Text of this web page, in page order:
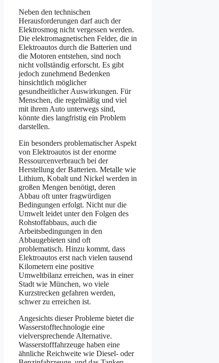
Neben den technischen
Herausforderungen darf auch der
Elektrosmog nicht vergessen werden.
Die elektromagnetischen Felder, die in
Elektroautos durch die Batterien und
die Motoren entstehen, sind noch
nicht vollständig erforscht. Es gibt
jedoch zunehmend Bedenken
hinsichtlich möglicher
gesundheitlicher Auswirkungen. Für
Menschen, die regelmäßig und viel
mit ihrem Auto unterwegs sind,
könnte dies langfristig ein Problem
darstellen.
Ein besonders problematischer Aspekt
von Elektroautos ist der enorme
Ressourcenverbrauch bei der
Herstellung der Batterien. Metalle wie
Lithium, Kobalt und Nickel werden in
großen Mengen benötigt, deren
Abbau oft unter fragwürdigen
Bedingungen erfolgt. Nicht nur die
Umwelt leidet unter den Folgen des
Rohstoffabbaus, auch die
Arbeitsbedingungen in den
Abbaugebieten sind oft
problematisch. Hinzu kommt, dass
Elektroautos erst nach vielen tausend
Kilometern eine positive
Umweltbilanz erreichen, was in einer
Stadt wie München, wo viele
Kurzstrecken gefahren werden,
schwer zu erreichen ist.
Angesichts dieser Probleme bietet die
Wasserstofftechnologie eine
vielversprechende Alternative.
Wasserstofffahrzeuge haben eine
ähnliche Reichweite wie Diesel- oder